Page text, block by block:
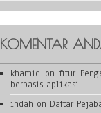
KOMENTAR
khamid on fitur
berbasis aplikasi
indah on Daftar